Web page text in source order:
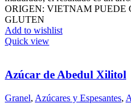
€ 2,95
€ 6,90
ORIGEN: VIETNAM PUEDE
GLUTEN
Add to wishlist
Quick view
Azúcar de Abedul Xilitol
Granel, Azúcares y Espesantes,